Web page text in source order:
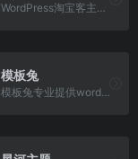
WordPress淘宝客主题，为用户提供必备的低成本营销工具，如WordPress连接微博、微信机器人、淘宝客插件（wptao）等。
模板兔
模板兔专业提供wordpress主题定制开发，wordpress主题、wordpress模板、wordpress插件、wordpress企业主题、wordpress博客模板免费下载。